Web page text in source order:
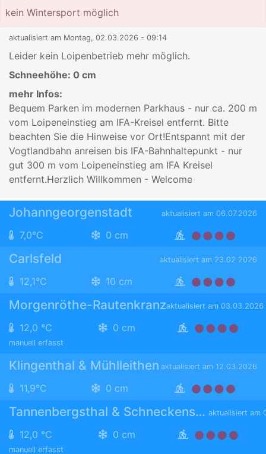
kein Wintersport möglich
aktualisiert am Montag, 02.03.2026 - 09:14
Leider kein Loipenbetrieb mehr möglich.
Schneehöhe: 0 cm
mehr Infos:
Bequem Parken im modernen Parkhaus - nur ca. 200 m
vom Loipeneinstieg am IFA-Kreisel entfernt. Bitte
beachten Sie die Hinweise vor Ort!Entspannt mit der
Vogtlandbahn anreisen bis IFA-Bahnhaltepunkt - nur
gut 300 m vom Loipeneinstieg am IFA Kreisel
entfernt.Herzlich Willkommen - Welcome
Johanngeorgenstadt aktualisiert am 06.07.2026
7,0°C 0 cm
Carlsfeld aktualisiert am 23.02.2026
12,1°C 10 cm
Morgenröthe-Rautenkranzaktualisiert am 03.03.2026
12,0 °C
manuell erfasst
0 cm
Klingenthal & Mühlleithen aktualisiert am 12.03.2026
11,9°C 0 cm
Tannenbergsthal & Schneckenstein aktualisiert am
12,0 °C
manuell erfasst
0 cm